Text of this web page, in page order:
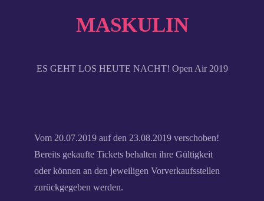
MASKULIN
ES GEHT LOS HEUTE NACHT! Open Air 2019
Vom 20.07.2019 auf den 23.08.2019 verschoben!
Bereits gekaufte Tickets behalten ihre Gültigkeit
oder können an den jeweiligen Vorverkaufsstellen
zurückgegeben werden.